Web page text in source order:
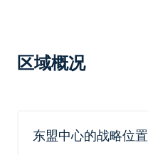
区域概况
东盟中心的战略位置